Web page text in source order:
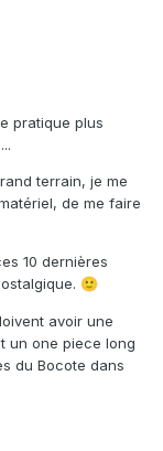
pratique plus
terrain, je me
de me faire
10 dernières
🙂
avoir une
un one piece long
du Bocote dans